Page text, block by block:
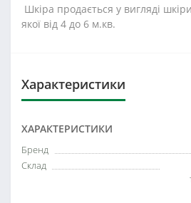
Шкіра продається у вигляді
якої від 4 до 6 м.кв.
Характеристики
ХАРАКТЕРИСТИКИ
Бренд
Склад